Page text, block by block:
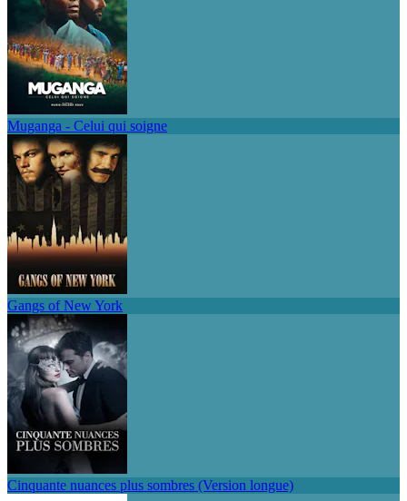
Muganga - Celui qui soigne
Gangs of New York
Cinquante nuances plus sombres (Version longue)